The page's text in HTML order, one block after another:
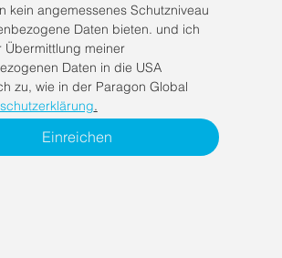
kein angemessenes Schutzniveau
Daten bieten. und ich
Übermittlung meiner
Daten in die USA
zu, wie in der Paragon Global
.
Einreichen